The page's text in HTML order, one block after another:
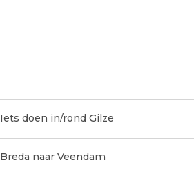
Iets doen in/rond Gilze
Breda naar Veendam